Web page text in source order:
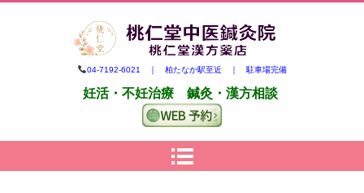
柏市の妊活・不妊治療専門 鍼
灸・漢方｜桃仁堂中医鍼灸院・
桃仁堂漢方薬店
04-7192-6021 ｜ 柏たなか駅至近 ｜ 駐車場完備
妊活・不妊治療 鍼灸・漢方相談